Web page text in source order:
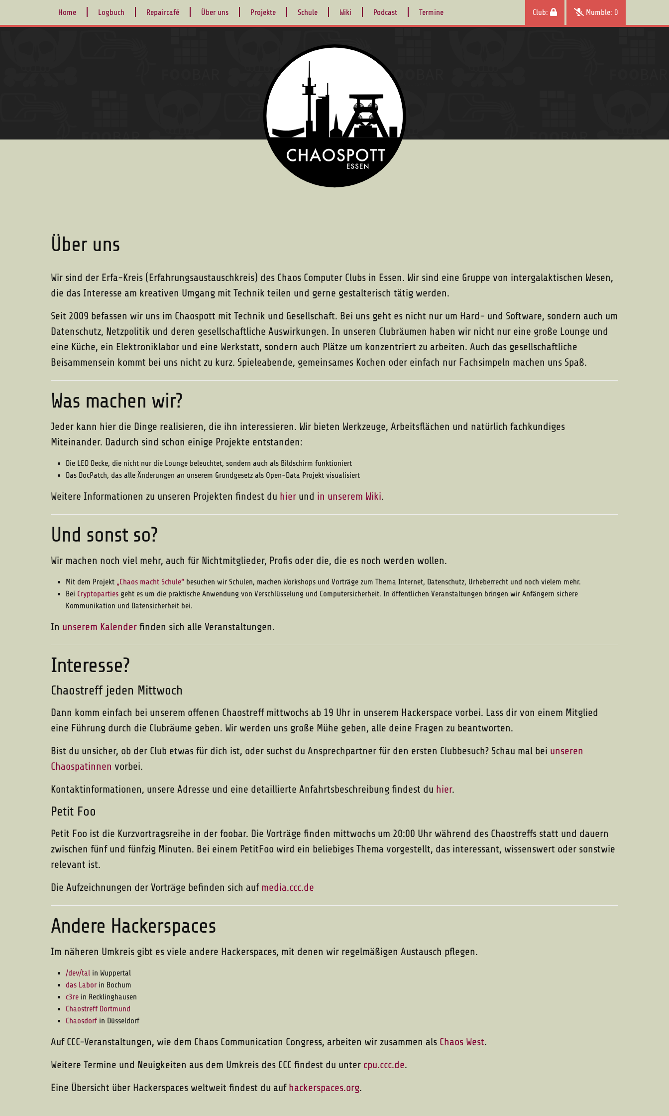
Home Logbuch Repaircafé Über uns Projekte Schule Wiki Podcast Termine Club: Mumble: 0
Über uns
Wir sind der Erfa-Kreis (Erfahrungsaustauschkreis) des Chaos Computer Clubs in Essen. Wir sind eine Gruppe von intergalaktischen Wesen,
die das Interesse am kreativen Umgang mit Technik teilen und gerne gestalterisch tätig werden.
Seit 2009 befassen wir uns im Chaospott mit Technik und Gesellschaft. Bei uns geht es nicht nur um Hard- und Software, sondern auch um
Datenschutz, Netzpolitik und deren gesellschaftliche Auswirkungen. In unseren Clubräumen haben wir nicht nur eine große Lounge und
eine Küche, ein Elektroniklabor und eine Werkstatt, sondern auch Plätze um konzentriert zu arbeiten. Auch das gesellschaftliche
Beisammensein kommt bei uns nicht zu kurz. Spieleabende, gemeinsames Kochen oder einfach nur Fachsimpeln machen uns Spaß.
Was machen wir?
Jeder kann hier die Dinge realisieren, die ihn interessieren. Wir bieten Werkzeuge, Arbeitsflächen und natürlich fachkundiges
Miteinander. Dadurch sind schon einige Projekte entstanden:
Die LED Decke, die nicht nur die Lounge beleuchtet, sondern auch als Bildschirm funktioniert
Das DocPatch, das alle Änderungen an unserem Grundgesetz als Open-Data Projekt visualisiert
Weitere Informationen zu unseren Projekten findest du hier und in unserem Wiki.
Und sonst so?
Wir machen noch viel mehr, auch für Nichtmitglieder, Profis oder die, die es noch werden wollen.
Mit dem Projekt „Chaos macht Schule“ besuchen wir Schulen, machen Workshops und Vorträge zum Thema Internet, Datenschutz, Urheberrecht und noch vielem mehr.
Bei Cryptoparties geht es um die praktische Anwendung von Verschlüsselung und Computersicherheit. In öffentlichen Veranstaltungen bringen wir Anfängern sichere
Kommunikation und Datensicherheit bei.
In unserem Kalender finden sich alle Veranstaltungen.
Interesse?
Chaostreff jeden Mittwoch
Dann komm einfach bei unserem offenen Chaostreff mittwochs ab 19 Uhr in unserem Hackerspace vorbei. Lass dir von einem Mitglied
eine Führung durch die Clubräume geben. Wir werden uns große Mühe geben, alle deine Fragen zu beantworten.
Bist du unsicher, ob der Club etwas für dich ist, oder suchst du Ansprechpartner für den ersten Clubbesuch? Schau mal bei unseren
Chaospatinnen vorbei.
Kontaktinformationen, unsere Adresse und eine detaillierte Anfahrtsbeschreibung findest du hier.
Petit Foo
Petit Foo ist die Kurzvortragsreihe in der foobar. Die Vorträge finden mittwochs um 20:00 Uhr während des Chaostreffs statt und dauern
zwischen fünf und fünfzig Minuten. Bei einem PetitFoo wird ein beliebiges Thema vorgestellt, das interessant, wissenswert oder sonstwie
relevant ist.
Die Aufzeichnungen der Vorträge befinden sich auf media.ccc.de
Andere Hackerspaces
Im näheren Umkreis gibt es viele andere Hackerspaces, mit denen wir regelmäßigen Austausch pflegen.
/dev/tal in Wuppertal
das Labor in Bochum
c3re in Recklinghausen
Chaostreff Dortmund
Chaosdorf in Düsseldorf
Auf CCC-Veranstaltungen, wie dem Chaos Communication Congress, arbeiten wir zusammen als Chaos West.
Weitere Termine und Neuigkeiten aus dem Umkreis des CCC findest du unter cpu.ccc.de.
Eine Übersicht über Hackerspaces weltweit findest du auf hackerspaces.org.